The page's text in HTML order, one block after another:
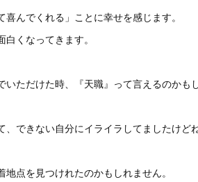
んでくれる」ことに幸せを感じます。
くなってきます。
ただけた時、『天職』って言えるのかも
できない自分にイライラしてましたけどね
点を見つけれたのかもしれません。